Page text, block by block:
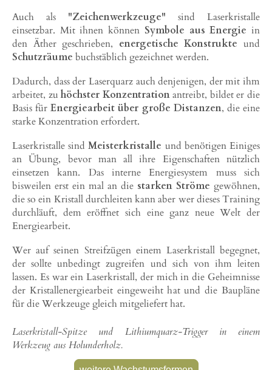
Auch als "Zeichenwerkzeuge" sind Laserkristalle
einsetzbar. Mit ihnen können Symbole aus Energiein
den Äther geschrieben, energetische Konstrukte und
Schutzräume buchstäblich gezeichnet werden.
Dadurch, dass der Laserquarz auch denjenigen, der mit ihm
arbeitet, zuhöchster Konzentrationantreibt, bildet er die
Basis fürEnergiearbeit über große Distanzen, die eine
starke Konzentration erfordert.
Laserkristalle sindMeisterkristalle und benötigen Einiges
an Übung, bevor man all ihre Eigenschaften nützlich
einsetzen kann. Das interne Energiesystem muss sich
bisweilen erst ein mal an die starken Ströme gewöhnen,
die so ein Kristall durchleiten kann aber wer dieses Training
durchläuft, dem eröffnet sich eine ganz neue Welt der
Energiearbeit.
Wer auf seinen Streifzügen einem Laserkristall begegnet,
der sollte unbedingt zugreifen und sich von ihm leiten
lassen. Es war ein Laserkristall, der mich in die Geheimnisse
der Kristallenergiearbeit eingeweiht hat und die Baupläne
für die Werkzeuge gleich mitgeliefert hat.
Laserkristall-Spitze und Lithiumquarz-Trigger in einem
Werkzeug aus Holunderholz.